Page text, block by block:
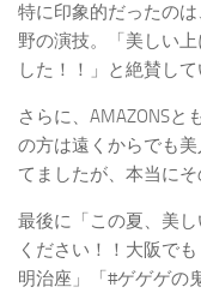
特に印象的だったの
野の演技。「美しい
した！！」と絶賛して
さらに、AMAZONS
の方は遠くからでも
てましたが、本当にそ
最後に「この夏、美
ください！！大阪で
明治座」「#ゲゲゲの